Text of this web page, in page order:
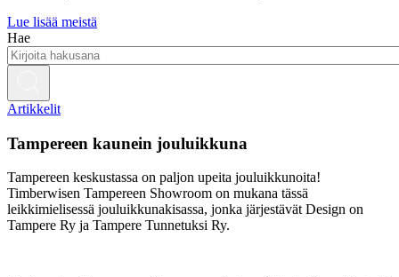
Lue lisää meistä
Hae
Artikkelit
Tampereen kaunein jouluikkuna
Tampereen keskustassa on paljon upeita jouluikkunoita!
Timberwisen Tampereen Showroom on mukana tässä
leikkimielisessä jouluikkunakisassa, jonka järjestävät Design on
Tampere Ry ja Tampere Tunnetuksi Ry.